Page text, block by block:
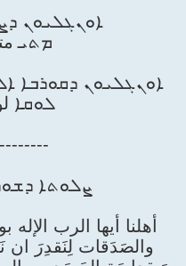
ܐܘܢܓܠܝܘܢ
ܡܬܝ متى
ܐܘܢܓܠܝܘܢ ܕܩܘܪܒܐ
ܠܘܩܐ لوقا
ܨܠܘܬܐ
أهلنا أيها الرب
والصَدَقات لِنَقدِرَ ان